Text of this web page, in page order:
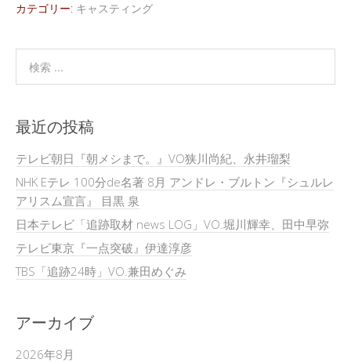
カテゴリー: キャスティング
最近の投稿
テレビ朝日『朝メシまで。』VO狭川尚紀、永井瑠梨
NHK Eテレ 100分de名著 8月 アンドレ・ブルトン『シュルレ
アリスム宣言』 目黒 泉
日本テレビ「追跡取材 news LOG」VO.堀川輝幸、田中早弥
テレビ東京『一点突破』伊達淳彦
TBS「追跡24時」VO.兼田めぐみ
アーカイブ
2026年8月